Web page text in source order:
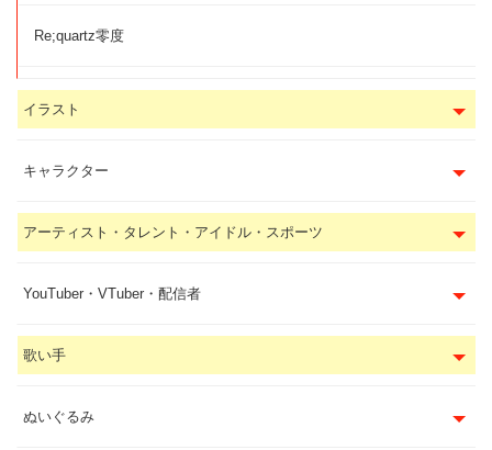
Re;quartz零度
イラスト
キャラクター
アーティスト・タレント・アイドル・スポーツ
YouTuber・VTuber・配信者
歌い手
ぬいぐるみ